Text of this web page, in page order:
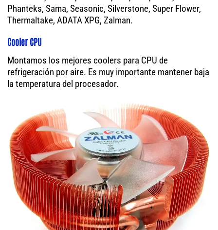
Phanteks, Sama, Seasonic, Silverstone, Super Flower,
Thermaltake, ADATA XPG, Zalman.
Cooler CPU
Montamos los mejores coolers para CPU de
refrigeración por aire. Es muy importante mantener baja
la temperatura del procesador.